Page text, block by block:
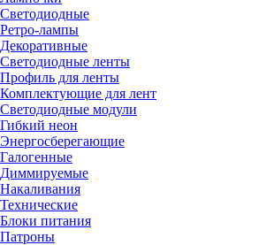
Светодиодные
Ретро-лампы
Декоративные
Светодиодные ленты
Профиль для ленты
Комплектующие для лент
Светодиодные модули
Гибкий неон
Энергосберегающие
Галогенные
Диммируемые
Накаливания
Технические
Блоки питания
Патроны